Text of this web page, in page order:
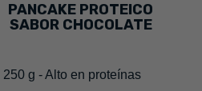
PANCAKE PROTEICO
SABOR CHOCOLATE
250 g - Alto en proteínas